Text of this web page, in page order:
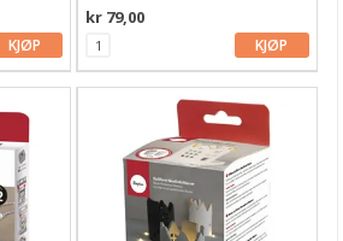
KJØP
kr 79,00
KJØP